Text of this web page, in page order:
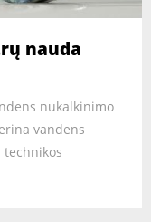
nauda
nukalkinimo
vandens